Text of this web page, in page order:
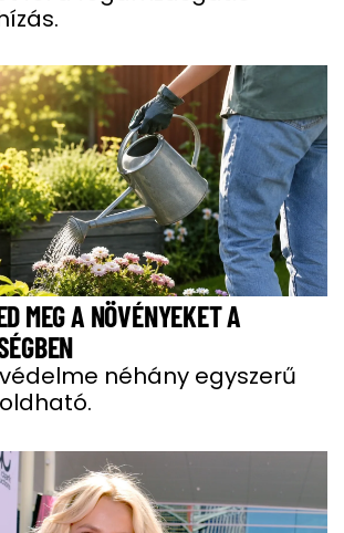
MEG A NÖVÉNYEKET A
néhány egyszerű